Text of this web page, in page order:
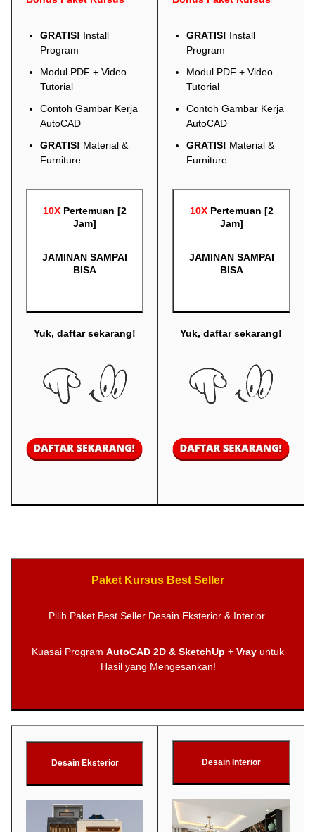
GRATIS! Install
Program
Modul PDF + Video
Tutorial
Contoh Gambar Kerja
AutoCAD
GRATIS! Material &
Furniture
10X Pertemuan [2
Jam]
JAMINAN SAMPAI
BISA
Yuk, daftar sekarang!
GRATIS! Install
Program
Modul PDF + Video
Tutorial
Contoh Gambar Kerja
AutoCAD
GRATIS! Material &
Furniture
10X Pertemuan [2
Jam]
JAMINAN SAMPAI
BISA
Yuk, daftar sekarang!
Paket Kursus Best Seller
Pilih Paket Best Seller Desain Eksterior & Interior.
Kuasai Program AutoCAD 2D & SketchUp + Vray untuk
Hasil yang Mengesankan!
Desain Eksterior Desain Interior